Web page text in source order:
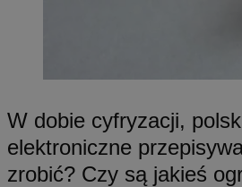
W dobie cyfryzacji,
elektroniczne
zrobić? Czy są jakieś